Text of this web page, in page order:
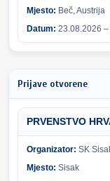
Mjesto: Beč, Austrija
Datum: 23.08.2026
Prijave otvorene
PRVENSTVO
Organizator: SK
Mjesto: Sisak